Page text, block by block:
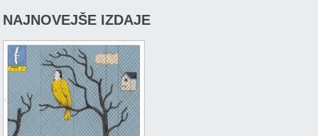
NAJNOVEJŠE IZDAJE